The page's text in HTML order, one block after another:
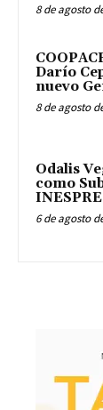
8 de agosto
Darío
nuevo
8 de agosto
Odalis
como
INESPRE
6 de agosto